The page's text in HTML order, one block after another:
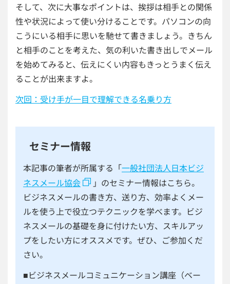
そして、次に大事なポイントは、挨拶は相手との関係
性や状況によって使い分けることです。パソコンの向
こうにいる相手に思いを馳せて書きましょう。きちん
と相手のことを考えた、気の利いた書き出しでメール
を始めてみると、伝えにくい内容もきっとうまく伝え
ることが出来ますよ。
次回：受け手が一目で理解できる名乗り方
セミナー情報
本記事の筆者が所属する「一般社団法人日本ビジ
ネスメール協会
」のセミナー情報はこちら。
ビジネスメールの書き方、送り方、効率よくメー
ルを使う上で役立つテクニックを学べます。ビジ
ネスメールの基礎を身に付けたい方、スキルアッ
プをしたい方にオススメです。ぜひ、ご参加くだ
さい。
■ビジネスメールコミュニケーション講座（ベー